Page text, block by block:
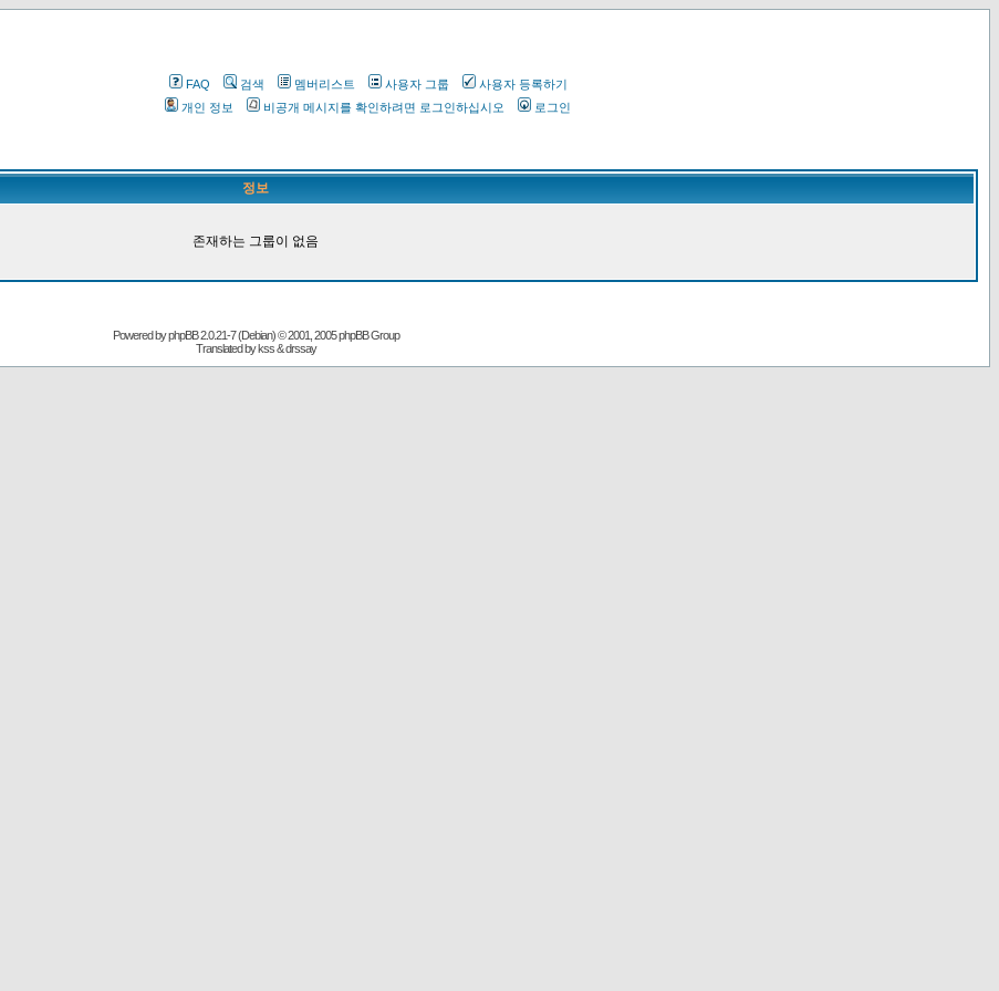
FAQ 검색 멤버리스트 사용자 그룹
사용자 등록하기
개인 정보
비공개 메시지를 확인하려면 로그인하십시오 로그인
정보
존재하는 그룹이 없음
Powered byphpBB2.0.21-7 (Debian) © 2001, 2005 phpBB Group
Translated by kss & drssay